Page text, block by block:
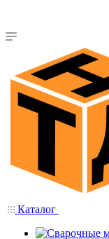
Каталог